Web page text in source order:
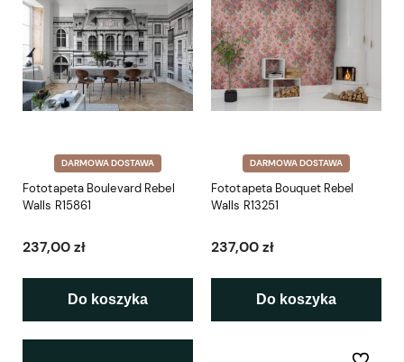
DARMOWA DOSTAWA
Fototapeta Boulevard Rebel
Walls R15861
237,00 zł
Do koszyka
DARMOWA DOSTAWA
Fototapeta Bouquet Rebel
Walls R13251
237,00 zł
Do koszyka